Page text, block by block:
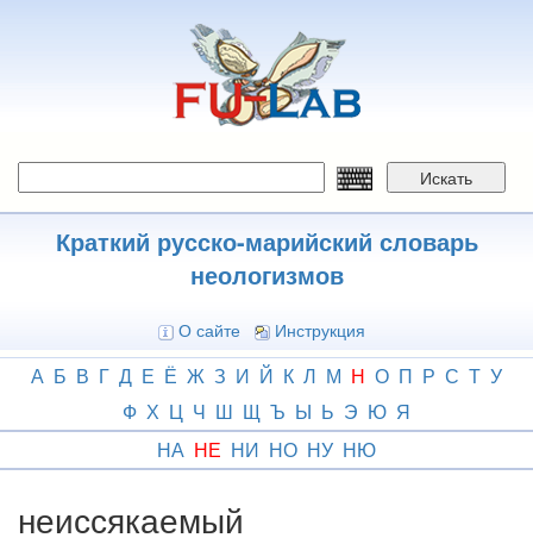
Искать
Краткий русско-марийский словарь
неологизмов
О сайте Инструкция
А Б В Г Д Е Ё Ж З И Й К Л М Н О П Р С Т У
Ф Х Ц Ч Ш Щ Ъ Ы Ь Э Ю Я
НА НЕ НИ НО НУ НЮ
неиссякаемый